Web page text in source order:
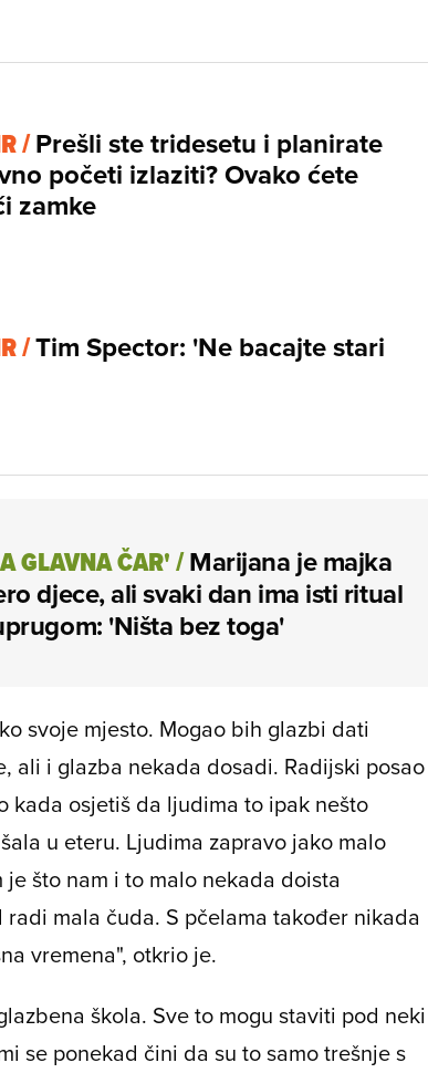
/Prešli ste tridesetu i planirate
početi izlaziti? Ovako ćete
zamke
/Tim Spector: 'Ne bacajte stari
GLAVNA ČAR'/Marijana je majka
djece, ali svaki dan ima isti ritual
'Ništa bez toga'
svoje mjesto. Mogao bih glazbi dati
ali i glazba nekada dosadi. Radijski posao
osjetiš da ljudima to ipak nešto
u eteru. Ljudima zapravo jako malo
što nam i to malo nekada doista
mala čuda. S pčelama također nikada
vremena", otkrio je.
škola. Sve to mogu staviti pod neki
se ponekad čini da su to samo trešnje s